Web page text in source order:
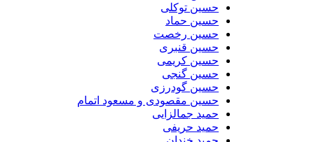
حسین توکلی
حسین حماد
حسین رخصت
حسین قنبری
حسین کریمی
حسین گنجی
حسین گودرزی
حسین مقصودی و مسعود اتمام
حمید جمالزایی
حمید حریفی